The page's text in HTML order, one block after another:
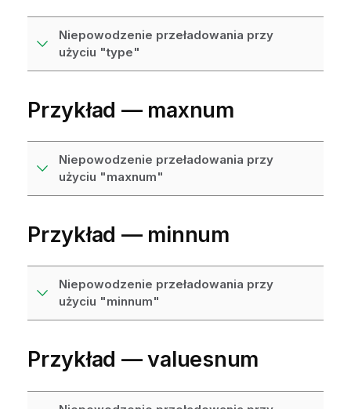
Niepowodzenie przeładowania przy
użyciu "type"
Przykład — maxnum
Niepowodzenie przeładowania przy
użyciu "maxnum"
Przykład — minnum
Niepowodzenie przeładowania przy
użyciu "minnum"
Przykład —valuesnum